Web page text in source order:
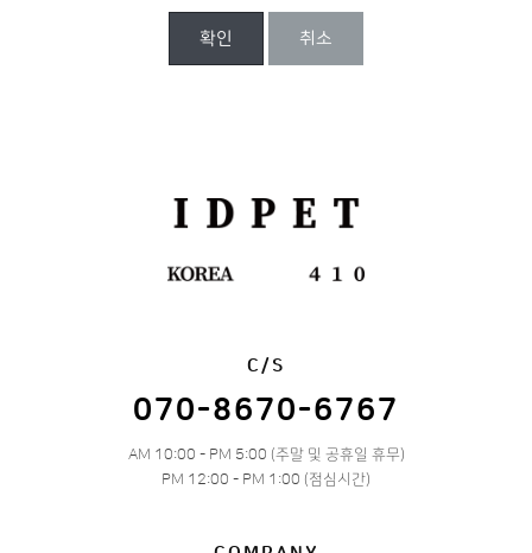
확인 취소
C/S
070-8670-6767
AM 10:00 - PM 5:00 (주말 및 공휴일 휴무)
PM 12:00 - PM 1:00 (점심시간)